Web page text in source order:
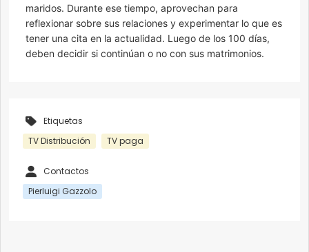
maridos. Durante ese tiempo, aprovechan para
reflexionar sobre sus relaciones y experimentar lo que es
tener una cita en la actualidad. Luego de los 100 días,
deben decidir si continúan o no con sus matrimonios.
Etiquetas
TV Distribución
TV paga
Contactos
Pierluigi Gazzolo